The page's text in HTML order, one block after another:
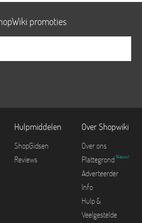
promoties
Hulpmiddelen
ShopGidsen
Reviews
Over Shopwiki
Over ons
Plattegrond Nieuw!
Adverteerder
Info
Hulp &
Veelgestelde